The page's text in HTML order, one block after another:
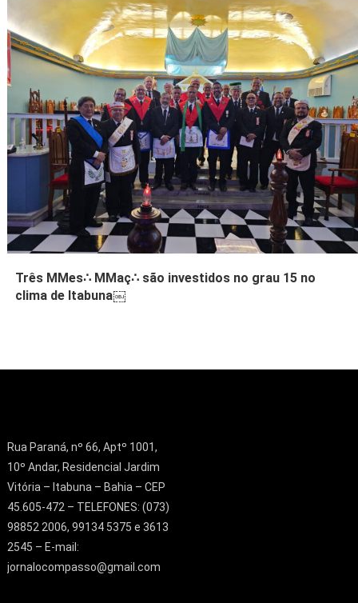
Três MMes∴ MMaç∴ são investidos no grau 15 no
clima de Itabuna￼
Rua Paraná, nº 66, Aptº 1001,
10º Andar, Residencial Jardim
Vitória – Itabuna – Bahia – CEP
45.605-472 – TELEFONES: (073)
98852 2006, 99134 5375 e 3613
2545 – E-mail:
jornalocompasso@gmail.com